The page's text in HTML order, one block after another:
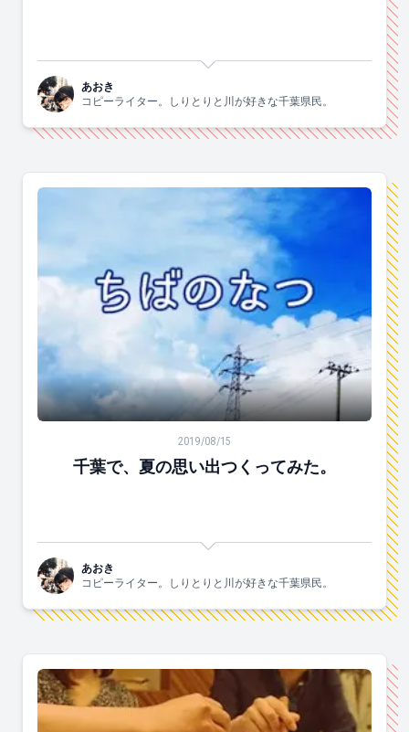
あおき
コピーライター。しりとりと川が好きな千葉県民。
2019/08/15
千葉で、夏の思い出つくってみた。
あおき
コピーライター。しりとりと川が好きな千葉県民。